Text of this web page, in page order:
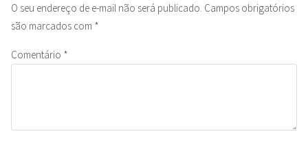
O seu endereço de e-mail não será publicado. Campos obrigatórios
são marcados com *
Comentário *